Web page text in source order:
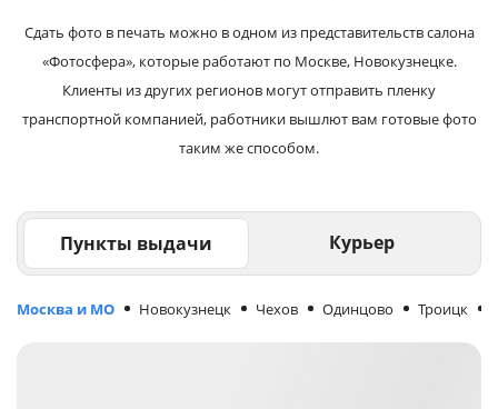
Сдать фото в печать можно в одном из представительств салона
«Фотосфера», которые работают по Москве, Новокузнецке.
Клиенты из других регионов могут отправить пленку
транспортной компанией, работники вышлют вам готовые фото
таким же способом.
Пункты выдачи Курьер
Москва и МО Новокузнецк Чехов Одинцово Троицк